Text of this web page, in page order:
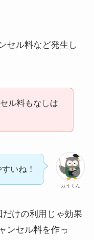
め！最短手続きや
ス美容液の解約
め！電話が繋が
シボルネ)
ぜ解約できない？
ーZの解約まと
セル料など発生し
ル料もなしは
カイくん
いね！
けの利用じゃ効果
ンセル料を作っ